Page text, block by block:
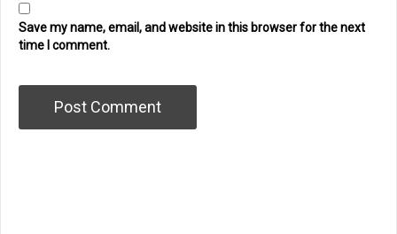
Save my name, email, and website in this browser for the next
time I comment.